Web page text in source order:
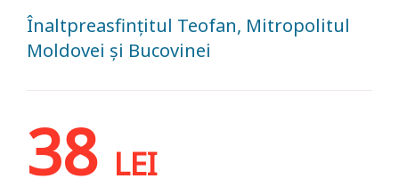
Înaltpreasfințitul Teofan, Mitropolitul
Moldovei și Bucovinei
38 LEI